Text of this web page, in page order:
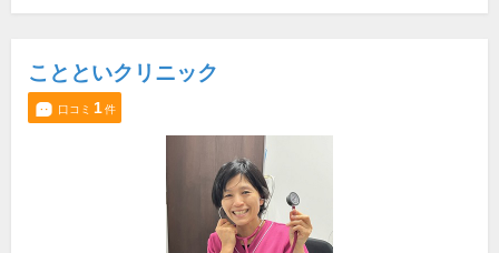
ことといクリニック
口コミ 1件